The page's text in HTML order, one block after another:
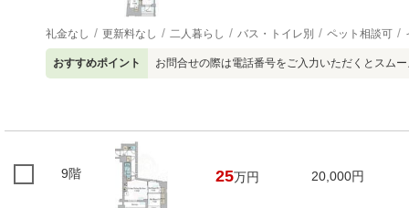
礼金なし 更新料なし 二人暮らし バス・トイレ別 ペット相談可
おすすめポイント お問合せの際は電話番号をご入力いただくとスム
9階 25万円 20,000円